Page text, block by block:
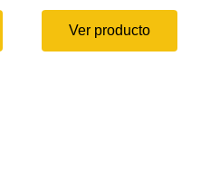
Ver producto